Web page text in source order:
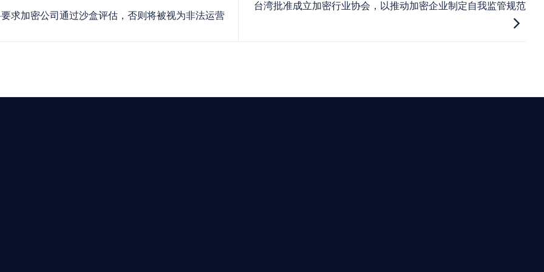
求加密公司通过沙盒评估，否则将被视为非法运营
台湾批准成立加密行业协会，以推动加密企业制定自我监管规范